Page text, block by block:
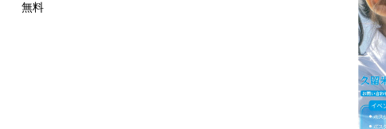
無料